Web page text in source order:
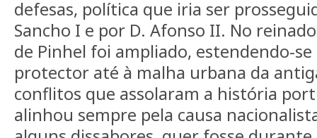
defesas, política que iria ser
Sancho I e por D. Afonso II. No
de Pinhel foi ampliado, estendendo-
protector até à malha urbana da
conflitos que assolaram a história
alinhou sempre pela causa